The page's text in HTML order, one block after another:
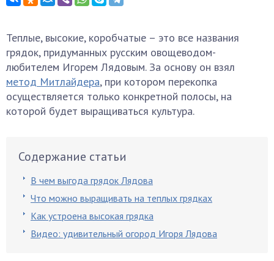
Теплые, высокие, коробчатые – это все названия
грядок, придуманных русским овощеводом-
любителем Игорем Лядовым. За основу он взял
метод Митлайдера, при котором перекопка
осуществляется только конкретной полосы, на
которой будет выращиваться культура.
Содержание статьи
В чем выгода грядок Лядова
Что можно выращивать на теплых грядках
Как устроена высокая грядка
Видео: удивительный огород Игоря Лядова